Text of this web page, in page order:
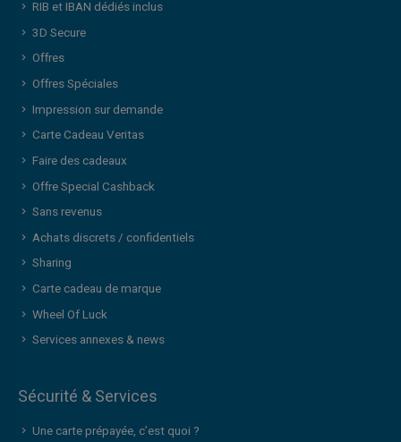
RIB et IBAN dédiés inclus
3D Secure
Offres
Offres Spéciales
Impression sur demande
Carte Cadeau Veritas
Faire des cadeaux
Offre Special Cashback
Sans revenus
Achats discrets / confidentiels
Sharing
Carte cadeau de marque
Wheel Of Luck
Services annexes & news
Sécurité & Services
Une carte prépayée, c’est quoi ?